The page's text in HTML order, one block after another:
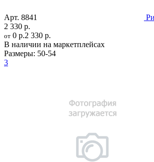
Арт. 8841
2 330 р.
от 0 р.2 330 р.
В наличии на маркетплейсах
Размеры: 50-54
3